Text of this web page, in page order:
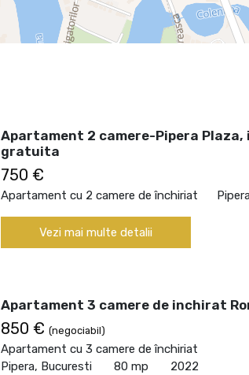
Apartament 2 camere-Pipera
gratuita
750 €
Apartament cu 2 camere de închiriat
Vezi mai multe detalii
Apartament 3 camere de inchirat
850 € (negociabil)
Apartament cu 3 camere de închiriat
Pipera, Bucuresti
80 mp 2022